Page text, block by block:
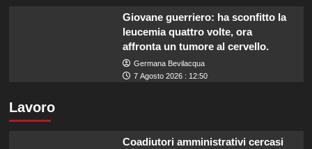
Giovane guerriero: ha sconfitto la
leucemia quattro volte, ora
affronta un tumore al cervello.
Germana Bevilacqua
7 Agosto 2026 : 12:50
Lavoro
Coadiutori amministrativi cercasi